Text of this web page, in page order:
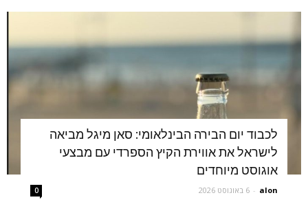
לכבוד יום הבירה הבינלאומי: סאן מיגל מביאה
לישראל את אווירת הקיץ הספרדי עם מבצעי
אוגוסט מיוחדים
alon
- 6 באוגוסט 2026 0